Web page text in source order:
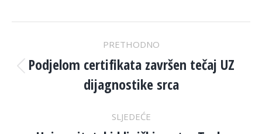
NAVIGATION
PRETHODNO
Previous
post:
Podjelom certifikata završen tečaj UZ
dijagnostike srca
SLJEDEĆE